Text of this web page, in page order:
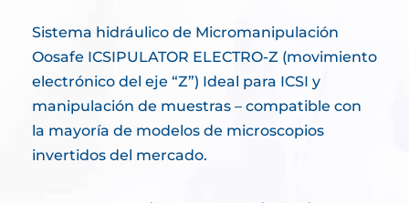
Sistema hidráulico de Micromanipulación
Oosafe ICSIPULATOR ELECTRO-Z (movimiento
electrónico del eje “Z”) Ideal para ICSI y
manipulación de muestras – compatible con
la mayoría de modelos de microscopios
invertidos del mercado.